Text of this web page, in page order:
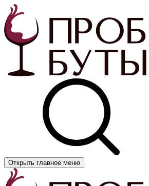
Открыть главное меню